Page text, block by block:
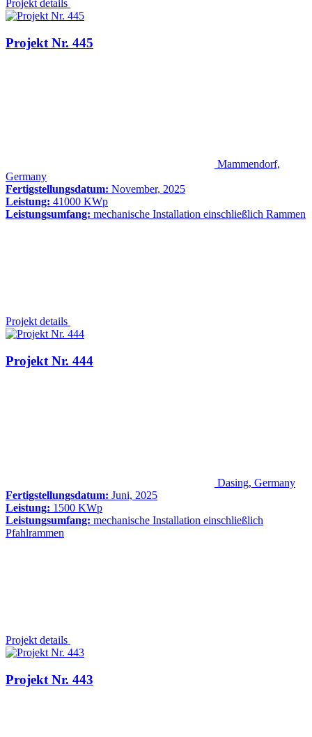
Projekt details
Projekt Nr. 445
Mammendorf,
Germany
Fertigstellungsdatum: November, 2025
Leistung: 41000 KWp
Leistungsumfang: mechanische Installation einschließlich Rammen
Projekt details
Projekt Nr. 444
Dasing, Germany
Fertigstellungsdatum: Juni, 2025
Leistung: 1500 KWp
Leistungsumfang: mechanische Installation einschließlich
Pfahlrammen
Projekt details
Projekt Nr. 443